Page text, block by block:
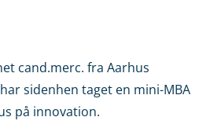
cand.merc. fra Aarhus
sidenhen taget en mini-MBA
på innovation.